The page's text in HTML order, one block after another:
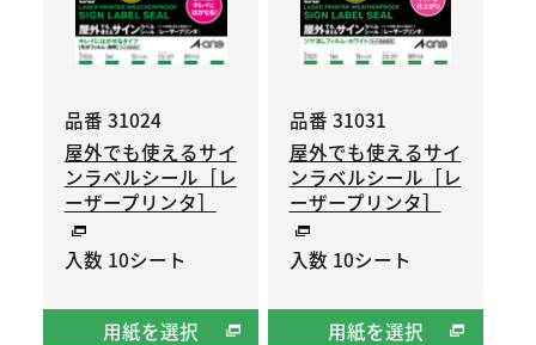
品番 31024
屋外でも使えるサイ
ンラベルシール［レ
ーザープリンタ］
入数 10シート
用紙を選択
品番 31031
屋外でも使えるサイ
ンラベルシール［レ
ーザープリンタ］
入数 10シート
用紙を選択